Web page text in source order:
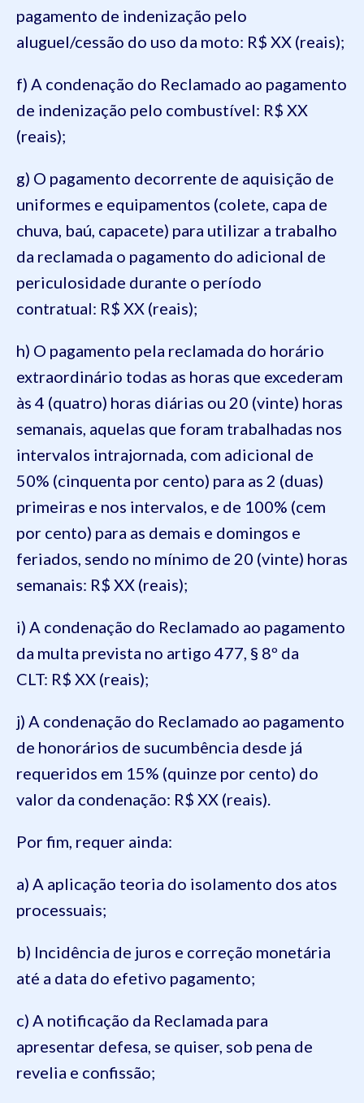
pagamento de indenização pelo
aluguel/cessão do uso da moto: R$ XX (reais);
f) A condenação do Reclamado ao pagamento
de indenização pelo combustível: R$ XX
(reais);
g) O pagamento decorrente de aquisição de
uniformes e equipamentos (colete, capa de
chuva, baú, capacete) para utilizar a trabalho
da reclamada o pagamento do adicional de
periculosidade durante o período
contratual: R$ XX (reais);
h) O pagamento pela reclamada do horário
extraordinário todas as horas que excederam
às 4 (quatro) horas diárias ou 20 (vinte) horas
semanais, aquelas que foram trabalhadas nos
intervalos intrajornada, com adicional de
50% (cinquenta por cento) para as 2 (duas)
primeiras e nos intervalos, e de 100% (cem
por cento) para as demais e domingos e
feriados, sendo no mínimo de 20 (vinte) horas
semanais: R$ XX (reais);
i) A condenação do Reclamado ao pagamento
da multa prevista no artigo 477, § 8º da
CLT: R$ XX (reais);
j) A condenação do Reclamado ao pagamento
de honorários de sucumbência desde já
requeridos em 15% (quinze por cento) do
valor da condenação: R$ XX (reais).
Por fim, requer ainda:
a) A aplicação teoria do isolamento dos atos
processuais;
b) Incidência de juros e correção monetária
até a data do efetivo pagamento;
c) A notificação da Reclamada para
apresentar defesa, se quiser, sob pena de
revelia e confissão;